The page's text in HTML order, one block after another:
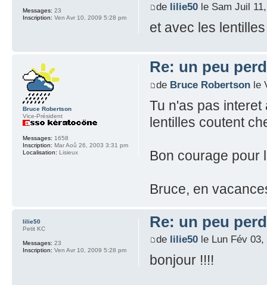
de lilie50le Sam Juil
et avec les
Messages: 23
Inscription: Ven Avr 10, 2009 5:28 pm
Re: un peu
de Bruce Robertsonle
Tu n'as pas
lentilles coutent
Bon courage pour
Bruce, en
Bruce Robertson
Vice-Président
Messages: 1658
Inscription: Mar Aoû 26, 2003 3:31 pm
Localisation: Lisieux
Re: un peu
de lilie50le Lun Fév 03,
bonjour !!!!
lilie50
Petit KC
Messages: 23
Inscription: Ven Avr 10, 2009 5:28 pm